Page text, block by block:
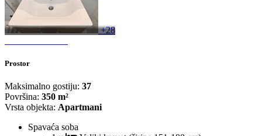
+28
Prostor
Maksimalno gostiju: 37
Površina: 350 m²
Vrsta objekta: Apartmani
Spavaća soba